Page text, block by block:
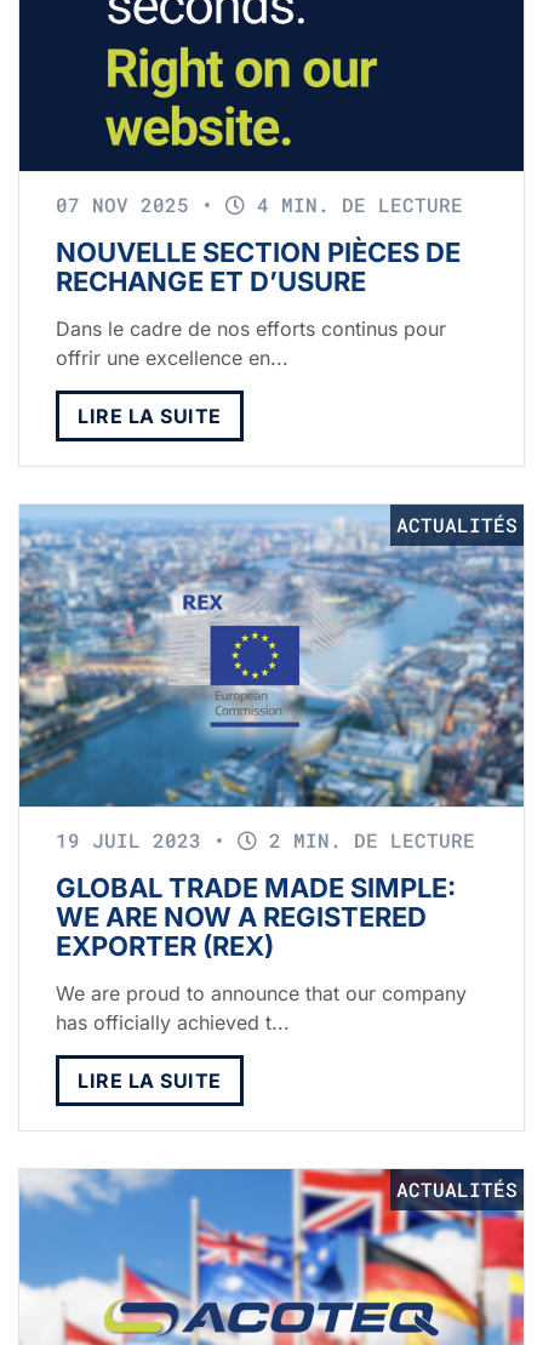
07 NOV 2025 • 4 MIN. DE LECTURE
NOUVELLE SECTION PIÈCES DE
RECHANGE ET D’USURE
Dans le cadre de nos efforts continus pour
offrir une excellence en...
LIRE LA SUITE
ACTUALITÉS
19 JUIL 2023 • 2 MIN. DE LECTURE
GLOBAL TRADE MADE SIMPLE:
WE ARE NOW A REGISTERED
EXPORTER (REX)
We are proud to announce that our company
has officially achieved t...
LIRE LA SUITE
ACTUALITÉS